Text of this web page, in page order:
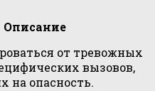
Описание
от тревожных
вызовов,
на опасность.